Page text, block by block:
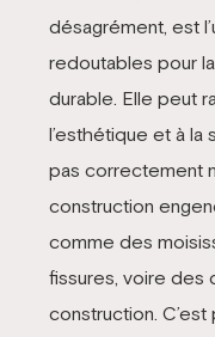
désagrément, est
redoutables pour
durable. Elle peut
l’esthétique et à la
pas correctement
construction
comme des
fissures, voire des
construction.